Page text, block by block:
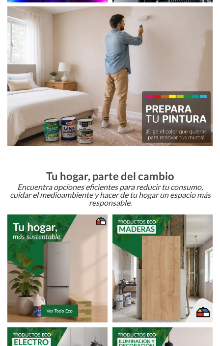
Tu hogar, parte del cambio
Encuentra opciones eficientes para reducir tu consumo,
cuidar el medioambiente y hacer de tu hogar un espacio más
responsable.